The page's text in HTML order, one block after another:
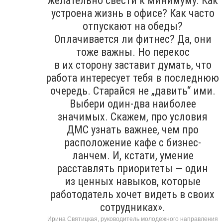
устроена жизнь в офисе? Как часто
отпускают на обеды?
Оплачивается ли фитнес? Да, они
тоже важны. Но перекос
в их сторону заставит думать, что
работа интересует тебя в последнюю
очередь. Старайся не „давить“ ими.
Выбери один-два наиболее
значимых. Скажем, про условия
ДМС узнать важнее, чем про
расположение кафе с бизнес-
ланчем. И, кстати, умение
расставлять приоритеты — один
из ценных навыков, которые
работодатель хочет видеть в своих
сотрудниках».
Ирина Святицкая, руководитель молодежного направления